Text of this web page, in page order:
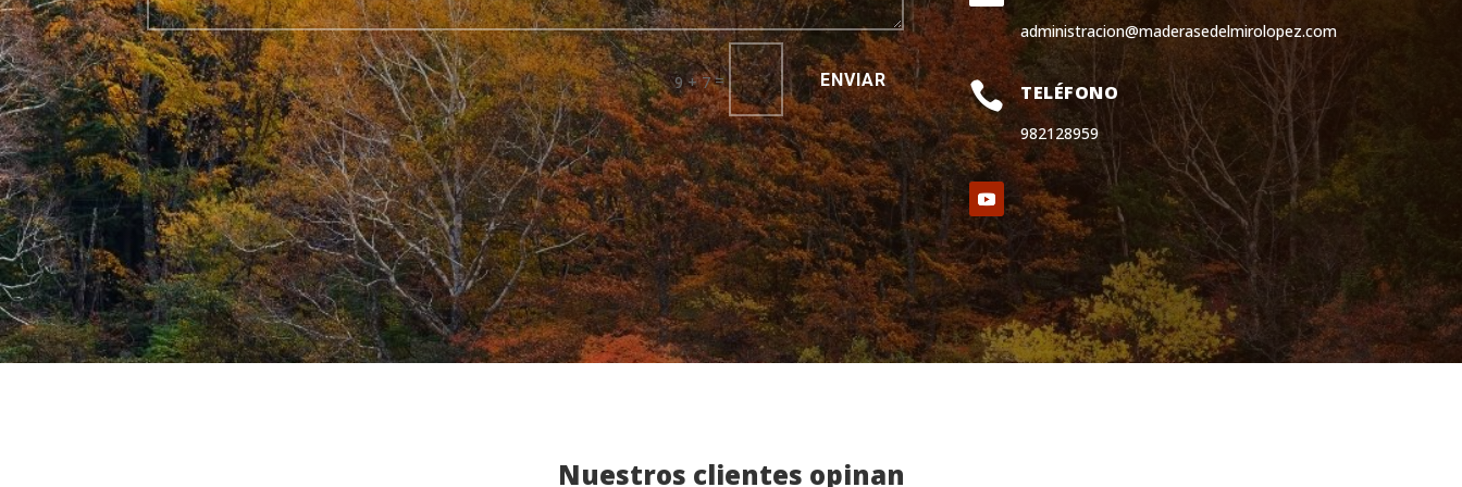
9 + 7= ENVIAR
administracion@maderasedelmirolopez.com
 TELÉFONO
982128959
Nuestros clientes opinan